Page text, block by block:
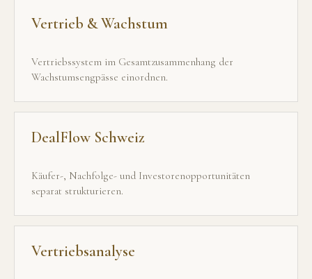
Vertrieb & Wachstum
Vertriebssystem im Gesamtzusammenhang der
Wachstumsengpässe einordnen.
DealFlow Schweiz
Käufer-, Nachfolge- und Investorenopportunitäten
separat strukturieren.
Vertriebsanalyse